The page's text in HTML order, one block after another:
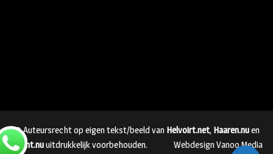
© Auteursrecht op eigen tekst/beeld van Helvoirt.net, Haaren.nuen
Vught.nuuitdrukkelijk voorbehouden.
Webdesign Vanoo Media